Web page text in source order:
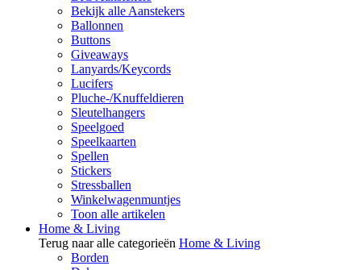
Bekijk alle Aanstekers
Ballonnen
Buttons
Giveaways
Lanyards/Keycords
Lucifers
Pluche-/Knuffeldieren
Sleutelhangers
Speelgoed
Speelkaarten
Spellen
Stickers
Stressballen
Winkelwagenmuntjes
Toon alle artikelen
Home & Living
Terug naar alle categorieën Home & Living
Borden